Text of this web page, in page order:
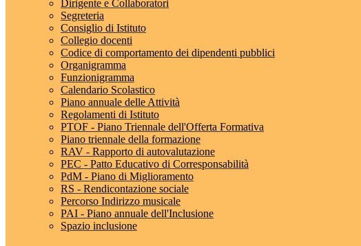
Dirigente e Collaboratori
Segreteria
Consiglio di Istituto
Collegio docenti
Codice di comportamento dei dipendenti pubblici
Organigramma
Funzionigramma
Calendario Scolastico
Piano annuale delle Attività
Regolamenti di Istituto
PTOF - Piano Triennale dell'Offerta Formativa
Piano triennale della formazione
RAV - Rapporto di autovalutazione
PEC - Patto Educativo di Corresponsabilità
PdM - Piano di Miglioramento
RS - Rendicontazione sociale
Percorso Indirizzo musicale
PAI - Piano annuale dell'Inclusione
Spazio inclusione